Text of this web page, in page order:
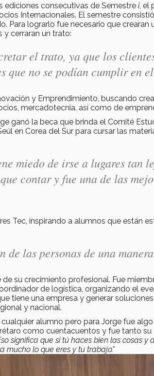
ediciones consecutivas de Semestre i, el
Internacionales. El semestre
Para lograrlo fue necesario que crearan
y cerraran un trato:
el trato, ya que los
que no se podían cumplir en
y Emprendimiento, buscando
mercadotecnia, así como de
ganó la beca que brinda el Comité
en Corea del Sur para cursar las
miedo de irse a lugares tan
contar y fue una de las
Tec, inspirando a alumnos que están
de las personas de una
su crecimiento profesional. Fue
de logística, organizando el
tiene una empresa y generar
y nacional.
alumno pero para Jorge fue
como cuentacuentos y fue tanto
significa que si tú haces bien las cosas
mucho lo que eres y tu trabajo.”